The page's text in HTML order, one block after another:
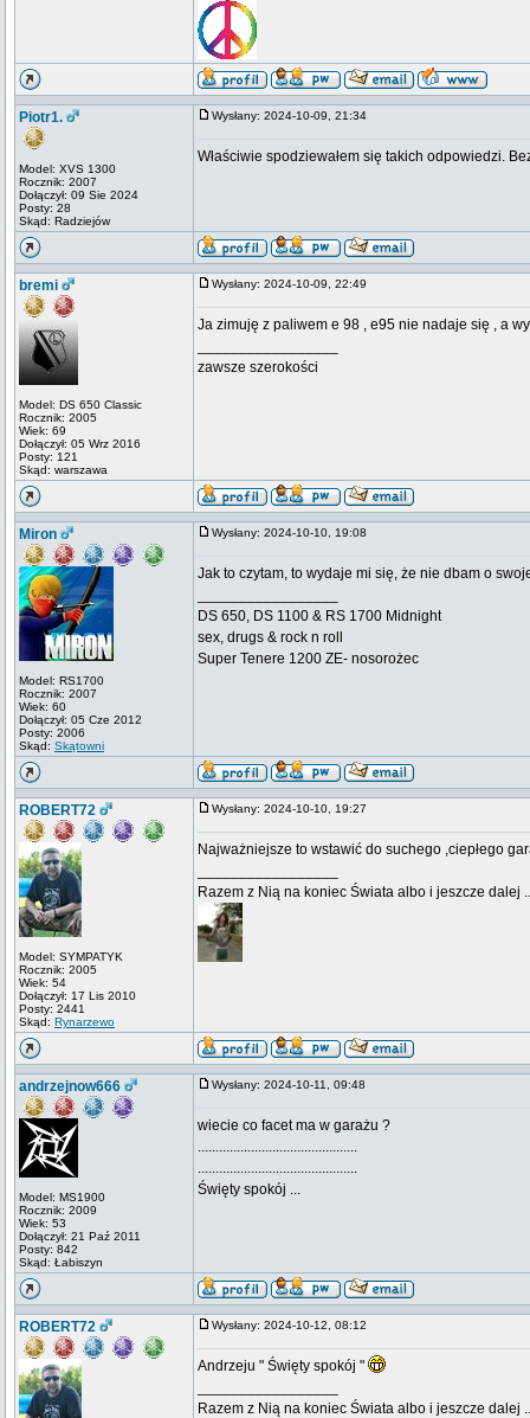
Piotr1.
Model: XVS 1300
Rocznik: 2007
Dołączył: 09 Sie 2024
Posty: 28
Skąd: Radziejów
Wysłany: 2024-10-09, 21:34
Właściwie spodziewałem się takich odpowiedzi.
bremi
Model: DS 650 Classic
Rocznik: 2005
Wiek: 69
Dołączył: 05 Wrz 2016
Posty: 121
Skąd: warszawa
Wysłany: 2024-10-09, 22:49
Ja zimuję z paliwem e 98 , e95 nie nadaje się , a
zawsze szerokości
Miron
Model: RS1700
Rocznik: 2007
Wiek: 60
Dołączył: 05 Cze 2012
Posty: 2006
Skąd: Skątowni
Wysłany: 2024-10-10, 19:08
Jak to czytam, to wydaje mi się, że nie dbam o
DS 650, DS 1100 & RS 1700 Midnight
sex, drugs & rock n roll
Super Tenere 1200 ZE- nosorożec
ROBERT72
Model: SYMPATYK
Rocznik: 2005
Wiek: 54
Dołączył: 17 Lis 2010
Posty: 2441
Skąd: Rynarzewo
Wysłany: 2024-10-10, 19:27
Najważniejsze to wstawić do suchego ,ciepłego
Razem z Nią na koniec Świata albo i jeszcze dalej
andrzejnow666
Model: MS1900
Rocznik: 2009
Wiek: 53
Dołączył: 21 Paź 2011
Posty: 842
Skąd: Łabiszyn
Wysłany: 2024-10-11, 09:48
wiecie co facet ma w garażu ?
.............................................
.............................................
Święty spokój ...
ROBERT72 Wysłany: 2024-10-12, 08:12
Andrzeju " Święty spokój "
Razem z Nią na koniec Świata albo i jeszcze dalej